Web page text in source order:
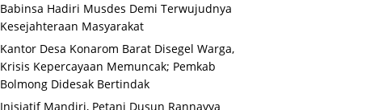
Babinsa Hadiri Musdes Demi Terwujudnya
Kesejahteraan Masyarakat
Kantor Desa Konarom Barat Disegel Warga,
Krisis Kepercayaan Memuncak; Pemkab
Bolmong Didesak Bertindak
Inisiatif Mandiri, Petani Dusun Rannayya